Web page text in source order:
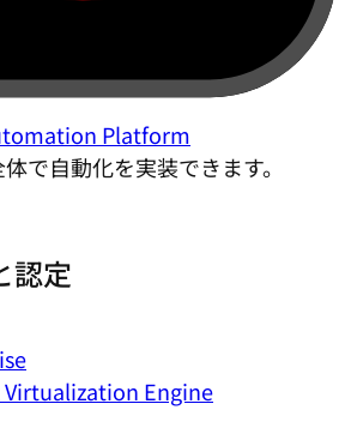
Platform
で自動化を実装できます。
認定
Engine